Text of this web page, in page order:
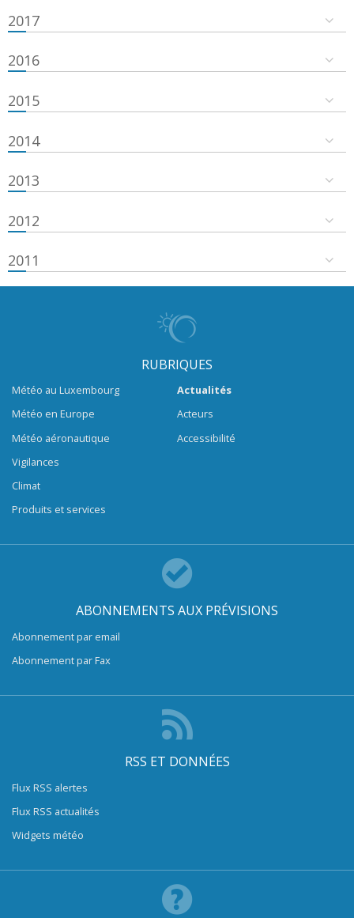
2017
2016
2015
2014
2013
2012
2011
RUBRIQUES
Météo au Luxembourg
Météo en Europe
Météo aéronautique
Vigilances
Climat
Produits et services
Actualités
Acteurs
Accessibilité
ABONNEMENTS AUX PRÉVISIONS
Abonnement par email
Abonnement par Fax
RSS ET DONNÉES
Flux RSS alertes
Flux RSS actualités
Widgets météo